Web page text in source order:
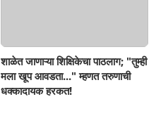
शाळेत जाणाऱ्या शिक्षिकेचा पाठलाग; "तुम्ही
मला खूप आवडता..." म्हणत तरुणाची
धक्कादायक हरकत!